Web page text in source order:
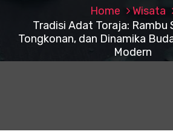
Home
Wisata
Tradisi Adat Toraja: Rambu
Tongkonan, dan Dinamika
Modern